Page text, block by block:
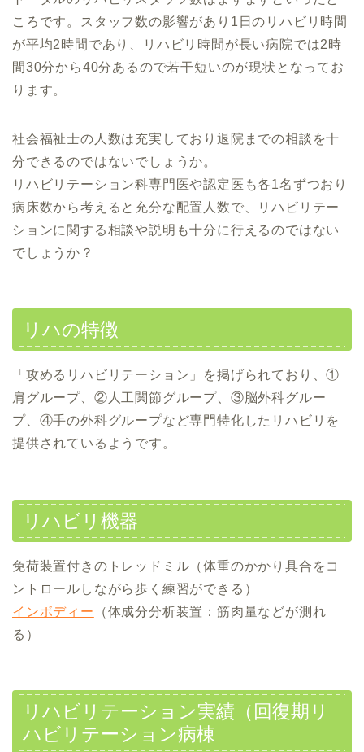
ころです。スタッフ数の影響があり1日のリハビリ時間
が平均2時間であり、リハビリ時間が長い病院では2時
間30分から40分あるので若干短いのが現状となってお
ります。
社会福祉士の人数は充実しており退院までの相談を十
分できるのではないでしょうか。
リハビリテーション科専門医や認定医も各1名ずつおり
病床数から考えると充分な配置人数で、リハビリテー
ションに関する相談や説明も十分に行えるのではない
でしょうか？
リハの特徴
「攻めるリハビリテーション」を掲げられており、①
肩グループ、②人工関節グループ、③脳外科グルー
プ、④手の外科グループなど専門特化したリハビリを
提供されているようです。
リハビリ機器
免荷装置付きのトレッドミル（体重のかかり具合をコ
ントロールしながら歩く練習ができる）
インボディー
（体成分分析装置：筋肉量などが測れ
る）
リハビリテーション実績（回復期リ
ハビリテーション病棟